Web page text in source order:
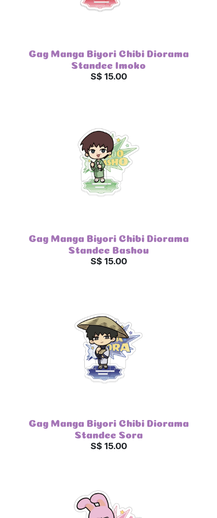
Gag Manga Biyori Chibi Diorama
Standee Imoko
S$ 15.00
Gag Manga Biyori Chibi Diorama
Standee Bashou
S$ 15.00
Gag Manga Biyori Chibi Diorama
Standee Sora
S$ 15.00